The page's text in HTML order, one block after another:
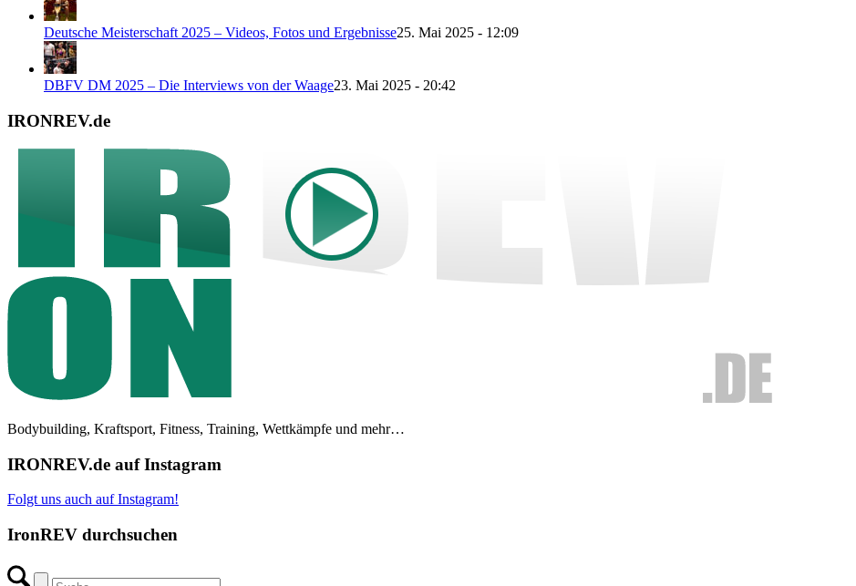
Deutsche Meisterschaft 2025 – Videos, Fotos und Ergebnisse25. Mai 2025 - 12:09
DBFV DM 2025 – Die Interviews von der Waage23. Mai 2025 - 20:42
IRONREV.de
Bodybuilding, Kraftsport, Fitness, Training, Wettkämpfe und mehr…
IRONREV.de auf Instagram
Folgt uns auch auf Instagram!
IronREV durchsuchen